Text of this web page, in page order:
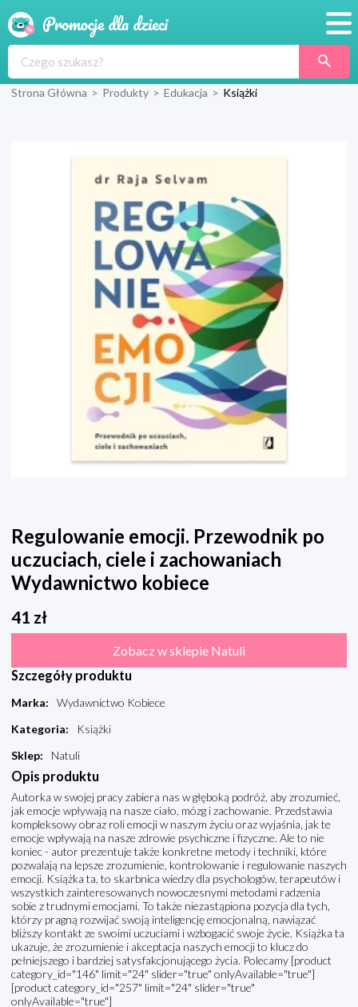
Produkty
Blog
Wyprawka
Strona Główna > Produkty > Edukacja > Książki
Regulowanie emocji. Przewodnik po
uczuciach, ciele i zachowaniach
Wydawnictwo kobiece
41 zł
Zobacz w sklepie Natuli
Szczegóły produktu
Marka:
Wydawnictwo Kobiece
Kategoria:
Książki
Sklep: Natuli
Opis produktu
Autorka w swojej pracy zabiera nas w głęboką podróż, aby zrozumieć,
jak emocje wpływają na nasze ciało, mózg i zachowanie. Przedstawia
kompleksowy obraz roli emocji w naszym życiu oraz wyjaśnia, jak te
emocje wpływają na nasze zdrowie psychiczne i fizyczne. Ale to nie
koniec - autor prezentuje także konkretne metody i techniki, które
pozwalają na lepsze zrozumienie, kontrolowanie i regulowanie naszych
emocji. Książka ta, to skarbnica wiedzy dla psychologów, terapeutów i
wszystkich zainteresowanych nowoczesnymi metodami radzenia
sobie z trudnymi emocjami. To także niezastąpiona pozycja dla tych,
którzy pragną rozwijać swoją inteligencję emocjonalną, nawiązać
bliższy kontakt ze swoimi uczuciami i wzbogacić swoje życie. Książka ta
ukazuje, że zrozumienie i akceptacja naszych emocji to klucz do
pełniejszego i bardziej satysfakcjonującego życia. Polecamy [product
category_id="146" limit="24" slider="true" onlyAvailable="true"]
[product category_id="257" limit="24" slider="true"
onlyAvailable="true"]